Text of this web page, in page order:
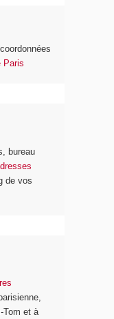
Paris
bureau
de vos
Tom et à